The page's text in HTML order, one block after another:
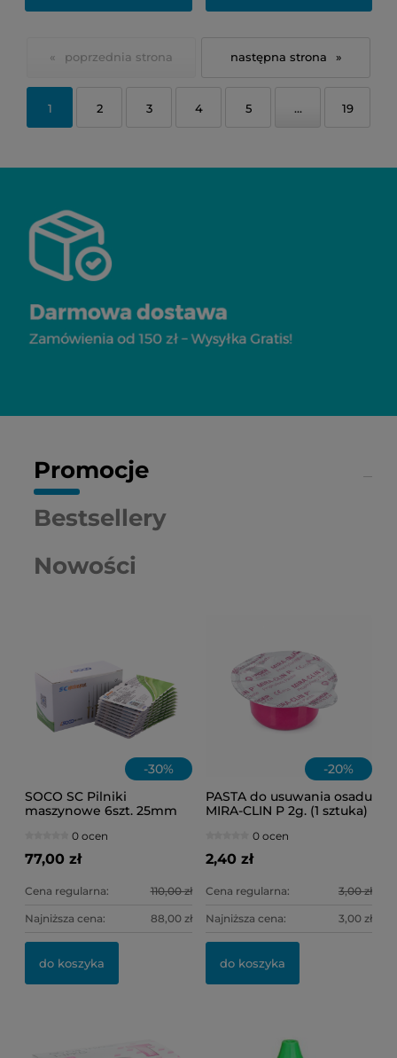
«
1 2 3 4 5 ... 19
»
Promocje
Nowości
Bestsellery
-30%
SOCO SC Pilniki
maszynowe 6szt. 25mm
0 ocen
77,00 zł
Cena regularna: 110,00 zł
Najniższa cena: 88,00 zł
do koszyka
-20%
PASTA do usuwania osadu
MIRA-CLIN P 2g. (1 sztuka)
0 ocen
2,40 zł
Cena regularna: 3,00 zł
Najniższa cena: 3,00 zł
do koszyka